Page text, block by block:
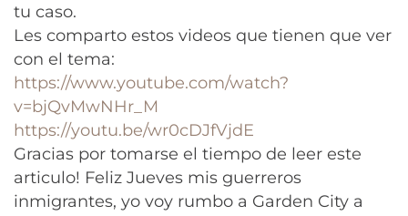
tu caso.
Les comparto estos videos que tienen que ver
con el tema:
https://www.youtube.com/watch?
v=bjQvMwNHr_M
https://youtu.be/wr0cDJfVjdE
Gracias por tomarse el tiempo de leer este
articulo! Feliz Jueves mis guerreros
inmigrantes, yo voy rumbo a Garden City a